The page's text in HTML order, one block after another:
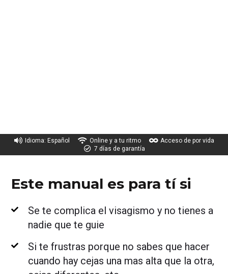
Idioma: Español Online y a tu ritmo
Acceso de por vida
7 días de garantía
Este manual es para tí si
Se te complica el visagismo y no tienes a
nadie que te guie
Si te frustras porque no sabes que hacer
cuando hay cejas una mas alta que la otra,